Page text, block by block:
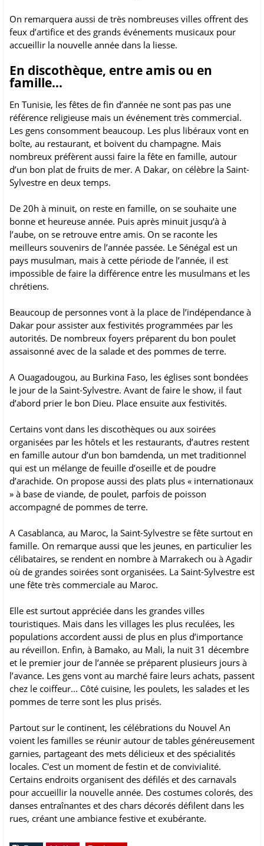
On remarquera aussi de très nombreuses villes offrent des
feux d’artifice et des grands événements musicaux pour
accueillir la nouvelle année dans la liesse.
En discothèque, entre amis ou en
famille…
En Tunisie, les fêtes de fin d’année ne sont pas pas une
référence religieuse mais un événement très commercial.
Les gens consomment beaucoup. Les plus libéraux vont en
boîte, au restaurant, et boivent du champagne. Mais
nombreux préfèrent aussi faire la fête en famille, autour
d’un bon plat de fruits de mer. A Dakar, on célèbre la Saint-
Sylvestre en deux temps.
De 20h à minuit, on reste en famille, on se souhaite une
bonne et heureuse année. Puis après minuit jusqu’à à
l’aube, on se retrouve entre amis. On se raconte les
meilleurs souvenirs de l’année passée. Le Sénégal est un
pays musulman, mais à cette période de l’année, il est
impossible de faire la différence entre les musulmans et les
chrétiens.
Beaucoup de personnes vont à la place de l’indépendance à
Dakar pour assister aux festivités programmées par les
autorités. De nombreux foyers préparent du bon poulet
assaisonné avec de la salade et des pommes de terre.
A Ouagadougou, au Burkina Faso, les églises sont bondées
le jour de la Saint-Sylvestre. Avant de faire le show, il faut
d’abord prier le bon Dieu. Place ensuite aux festivités.
Certains vont dans les discothèques ou aux soirées
organisées par les hôtels et les restaurants, d’autres restent
en famille autour d’un bon bamdenda, un met traditionnel
qui est un mélange de feuille d’oseille et de poudre
d’arachide. On propose aussi des plats plus « internationaux
» à base de viande, de poulet, parfois de poisson
accompagné de pommes de terre.
A Casablanca, au Maroc, la Saint-Sylvestre se fête surtout en
famille. On remarque aussi que les jeunes, en particulier les
célibataires, se rendent en nombre à Marrakech ou à Agadir
où de grandes soirées sont organisées. La Saint-Sylvestre est
une fête très commerciale au Maroc.
Elle est surtout appréciée dans les grandes villes
touristiques. Mais dans les villages les plus reculées, les
populations accordent aussi de plus en plus d’importance
au réveillon. Enfin, à Bamako, au Mali, la nuit 31 décembre
et le premier jour de l’année se préparent plusieurs jours à
l’avance. Les gens vont au marché faire leurs achats, passent
chez le coiffeur... Côté cuisine, les poulets, les salades et les
pommes de terre sont les plus prisés.
Partout sur le continent, les célébrations du Nouvel An
voient les familles se réunir autour de tables généreusement
garnies, partageant des mets délicieux et des spécialités
locales. C'est un moment de festin et de convivialité.
Certains endroits organisent des défilés et des carnavals
pour accueillir la nouvelle année. Des costumes colorés, des
danses entraînantes et des chars décorés défilent dans les
rues, créant une ambiance festive et exubérante.